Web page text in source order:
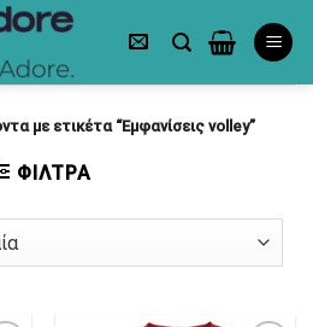
με ετικέτα “Εμφανίσεις volley”
ΦΙΛΤΡΑ